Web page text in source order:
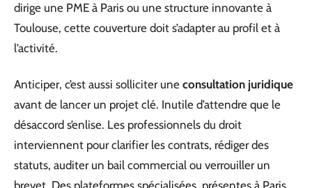
dirige une PME à Paris ou une structure innovante à
Toulouse, cette couverture doit s’adapter au profil et à
l’activité.
Anticiper, c’est aussi solliciter une consultation juridique
avant de lancer un projet clé. Inutile d’attendre que le
désaccord s’enlise. Les professionnels du droit
interviennent pour clarifier les contrats, rédiger des
statuts, auditer un bail commercial ou verrouiller un
brevet. Des plateformes spécialisées, présentes à Paris